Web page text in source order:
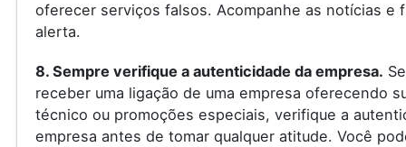
oferecer serviços falsos. Acompanhe as notícias e
alerta.
8. Sempre verifique a autenticidade da empresa.
receber uma ligação de uma empresa oferecendo
técnico ou promoções especiais, verifique a
empresa antes de tomar qualquer atitude. Você